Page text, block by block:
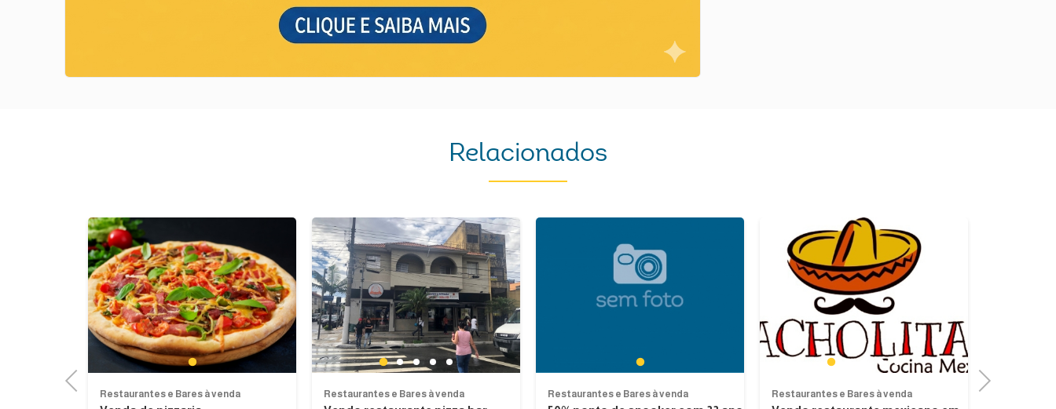
Relacionados
Previous
Previous Next
1 2 3 4 5
Restaurantes e Bares à venda
1
Restaurantes e Bares à venda
Previous
3
Restaurantes e Bares à venda Restaurantes e Bares à venda
Next